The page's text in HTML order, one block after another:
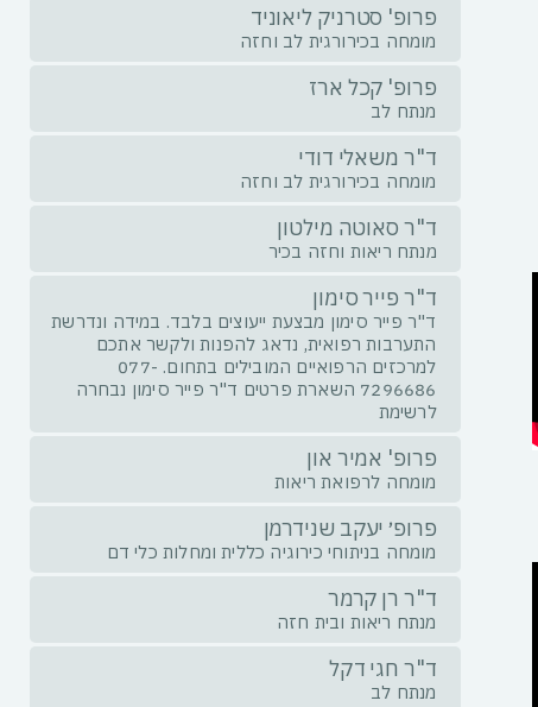
פרופ' סטרניק ליאוניד
מומחה בכירורגית לב וחזה
פרופ' קכל ארז
מנתח לב
ד"ר משאלי דודי
מומחה בכירורגית לב וחזה
ד"ר סאוטה מילטון
מנתח ריאות וחזה בכיר
ד"ר פייר סימון
ד"ר פייר סימון מבצעת ייעוצים בלבד. במידה ונדרשת
התערבות רפואית, נדאג להפנות ולקשר אתכם
למרכזים הרפואיים המובילים בתחום. 077-
7296686 השארת פרטים ד"ר פייר סימון נבחרה
לרשימת
פרופ' אמיר און
מומחה לרפואת ריאות
פרופ׳ יעקב שנידרמן
מומחה בניתוחי כירוגיה כללית ומחלות כלי דם
ד"ר רן קרמר
מנתח ריאות ובית חזה
ד"ר חגי דקל
מנתח לב